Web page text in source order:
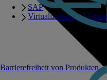
SAP
Virtualization and Cloud
Barrierefreiheit von Produkten